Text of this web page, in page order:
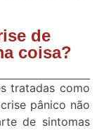
de
coisa?
tratadas como
pânico não
de sintomas